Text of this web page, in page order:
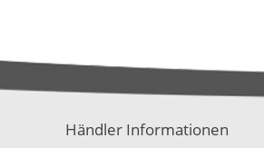
Händler Informationen